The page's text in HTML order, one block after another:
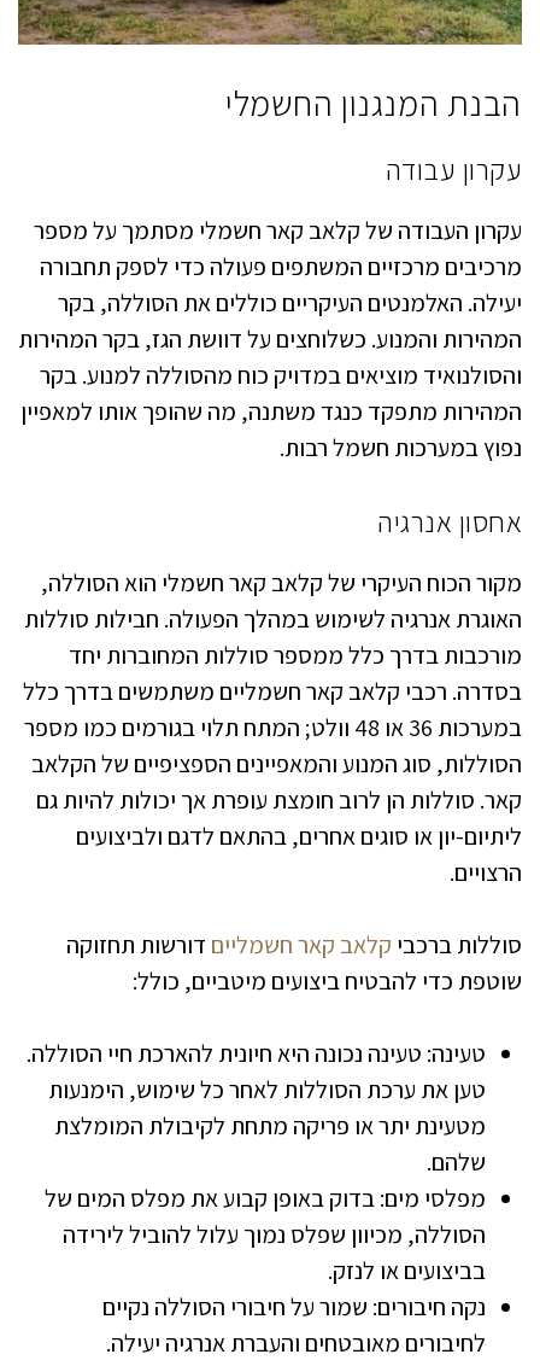
הבנת המנגנון החשמלי
עקרון עבודה
עקרון העבודה של קלאב קאר חשמלי מסתמך על מספר
מרכיבים מרכזיים המשתפים פעולה כדי לספק תחבורה
יעילה. האלמנטים העיקריים כוללים את הסוללה, בקר
המהירות והמנוע. כשלוחצים על דוושת הגז, בקר המהירות
והסולנואיד מוציאים במדויק כוח מהסוללה למנוע. בקר
המהירות מתפקד כנגד משתנה, מה שהופך אותו למאפיין
נפוץ במערכות חשמל רבות.
אחסון אנרגיה
מקור הכוח העיקרי של קלאב קאר חשמלי הוא הסוללה,
האוגרת אנרגיה לשימוש במהלך הפעולה. חבילות סוללות
מורכבות בדרך כלל ממספר סוללות המחוברות יחד
בסדרה. רכבי קלאב קאר חשמליים משתמשים בדרך כלל
במערכות 36 או 48 וולט; המתח תלוי בגורמים כמו מספר
הסוללות, סוג המנוע והמאפיינים הספציפיים של הקלאב
קאר. סוללות הן לרוב חומצת עופרת אך יכולות להיות גם
ליתיום-יון או סוגים אחרים, בהתאם לדגם ולביצועים
הרצויים.
סוללות ברכבי קלאב קאר חשמליים דורשות תחזוקה
שוטפת כדי להבטיח ביצועים מיטביים, כולל:
טעינה: טעינה נכונה היא חיונית להארכת חיי הסוללה.
טען את ערכת הסוללות לאחר כל שימוש, הימנעות
מטעינת יתר או פריקה מתחת לקיבולת המומלצת
שלהם.
מפלסי מים: בדוק באופן קבוע את מפלס המים של
הסוללה, מכיוון שפלס נמוך עלול להוביל לירידה
בביצועים או לנזק.
נקה חיבורים: שמור על חיבורי הסוללה נקיים
לחיבורים מאובטחים והעברת אנרגיה יעילה.